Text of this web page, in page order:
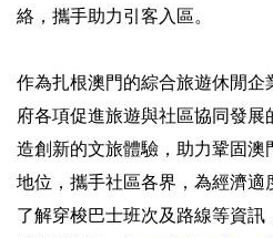
絡，攜手助力引客入區。
作為扎根澳門的綜合旅遊休閒企
府各項促進旅遊與社區協同發
造創新的文旅體驗，助力鞏固澳
地位，攜手社區各界，為經濟適
了解穿梭巴士班次及路線等資